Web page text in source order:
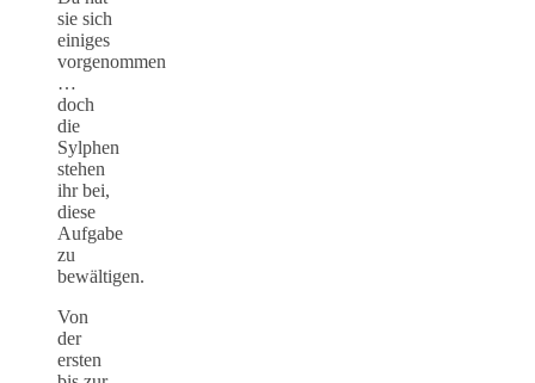
sie sich
einiges
vorgenommen
…
doch
die
Sylphen
stehen
ihr bei,
diese
Aufgabe
zu
bewältigen.
Von
der
ersten